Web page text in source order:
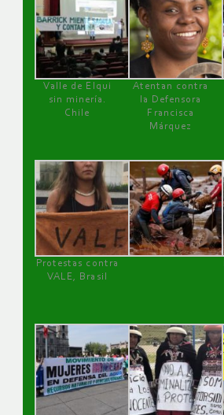
Valle de Elqui
sin minería.
Chile
Atentan contra
la Defensora
Francisca
Márquez
Protestas contra
VALE, Brasil